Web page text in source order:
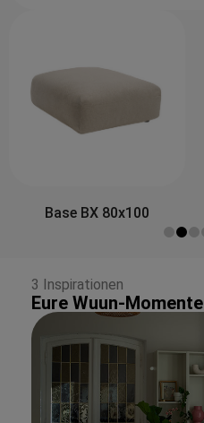
Base CX 110x110
3 Inspirationen
Eure Wuun-Momente